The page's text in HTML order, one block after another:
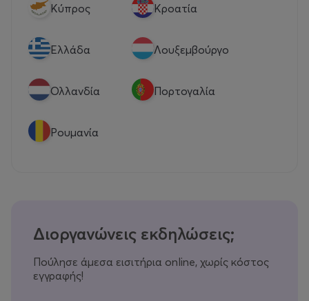
Κύπρος Κροατία
Eλλάδα Λουξεμβούργο
Ολλανδία Πορτογαλία
Ρουμανία
Διοργανώνεις εκδηλώσεις;
Πούλησε άμεσα εισιτήρια online, χωρίς κόστος
εγγραφής!